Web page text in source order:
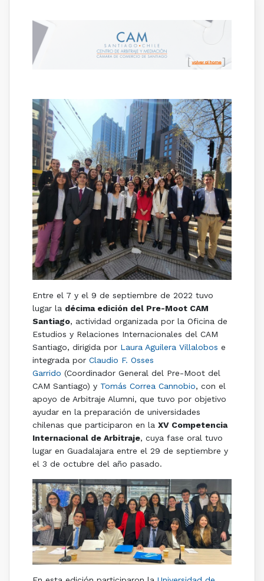
Entre el 7 y el 9 de septiembre de 2022 tuvo
lugar la décima edición del Pre-Moot CAM
Santiago, actividad organizada por la Oficina de
Estudios y Relaciones Internacionales del CAM
Santiago, dirigida por Laura Aguilera Villalobos e
integrada por Claudio F. Osses
Garrido (Coordinador General del Pre-Moot del
CAM Santiago) y Tomás Correa Cannobio, con el
apoyo de Arbitraje Alumni, que tuvo por objetivo
ayudar en la preparación de universidades
chilenas que participaron en la XV Competencia
Internacional de Arbitraje, cuya fase oral tuvo
lugar en Guadalajara entre el 29 de septiembre y
el 3 de octubre del año pasado.